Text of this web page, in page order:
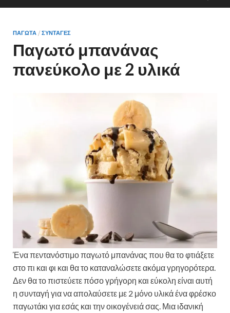
ΠΑΓΩΤΑ / ΣΥΝΤΑΓΕΣ
Παγωτό μπανάνας
πανεύκολο με 2 υλικά
Ένα πεντανόστιμο παγωτό μπανάνας που θα το φτιάξετε
στο πι και φι και θα το καταναλώσετε ακόμα γρηγορότερα.
Δεν θα το πιστεύετε πόσο γρήγορη και εύκολη είναι αυτή
η συνταγή για να απολαύσετε με 2 μόνο υλικά ένα φρέσκο
παγωτάκι για εσάς και την οικογένειά σας. Μια ιδανική